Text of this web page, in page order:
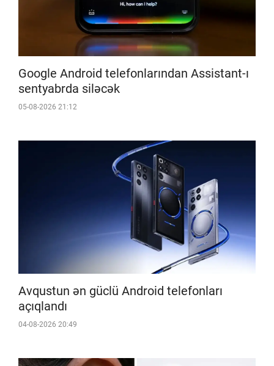
Google Android telefonlarından Assistant-ı
sentyabrda siləcək
05-08-2026 21:12
Avqustun ən güclü Android telefonları
açıqlandı
04-08-2026 20:49